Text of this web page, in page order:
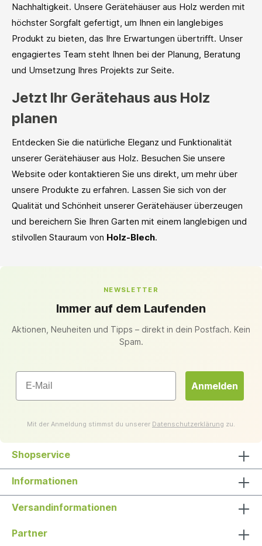
Nachhaltigkeit. Unsere Gerätehäuser aus Holz werden mit
höchster Sorgfalt gefertigt, um Ihnen ein langlebiges
Produkt zu bieten, das Ihre Erwartungen übertrifft. Unser
engagiertes Team steht Ihnen bei der Planung, Beratung
und Umsetzung Ihres Projekts zur Seite.
Jetzt Ihr Gerätehaus aus Holz
planen
Entdecken Sie die natürliche Eleganz und Funktionalität
unserer Gerätehäuser aus Holz. Besuchen Sie unsere
Website oder kontaktieren Sie uns direkt, um mehr über
unsere Produkte zu erfahren. Lassen Sie sich von der
Qualität und Schönheit unserer Gerätehäuser überzeugen
und bereichern Sie Ihren Garten mit einem langlebigen und
stilvollen Stauraum von Holz-Blech.
NEWSLETTER
Immer auf dem Laufenden
Aktionen, Neuheiten und Tipps – direkt in dein Postfach. Kein
Spam.
Email
Anmelden
Mit der Anmeldung stimmst du unserer Datenschutzerklärung zu.
Shopservice
Informationen
Versandinformationen
Partner